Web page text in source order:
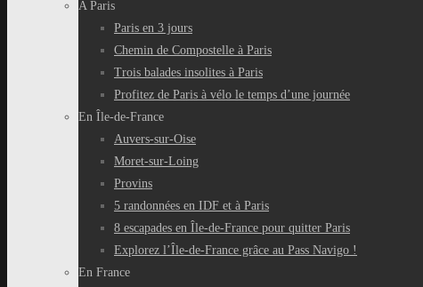
A Paris
Paris en 3 jours
Chemin de Compostelle à Paris
Trois balades insolites à Paris
Profitez de Paris à vélo le temps d’une journée
En Île-de-France
Auvers-sur-Oise
Moret-sur-Loing
Provins
5 randonnées en IDF et à Paris
8 escapades en Île-de-France pour quitter Paris
Explorez l’Île-de-France grâce au Pass Navigo !
En France